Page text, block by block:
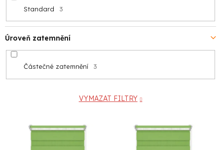
Standard 3
Úroveň zatemnění
Částečné zatemnění 3
VYMAZAT FILTRY